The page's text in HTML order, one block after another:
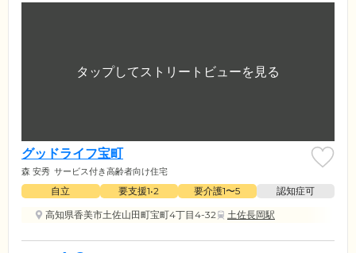
グッドライフ宝町
森 安秀 サービス付き高齢者向け住宅
自立 要支援1•2 要介護1〜5
認知症可
高知県香美市土佐山田町宝町4丁目4-32
土佐長岡駅